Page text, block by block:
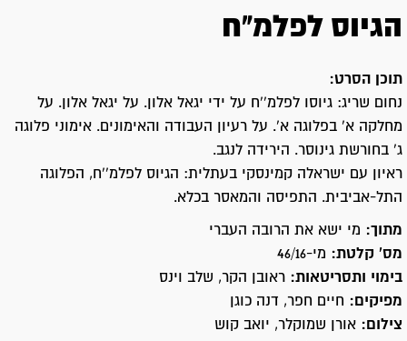
הגיוס לפלמ"ח
תוכן הסרט:
נחום שריג: גיוסו לפלמ''ח על ידי יגאל אלון. על יגאל אלון. על
מחלקה א' בפלוגה א'. על רעיון העבודה והאימונים. אימוני פלוגה
ג' בחורשת גינוסר. הירידה לנגב.
ראיון עם ישראלה קמינסקי בעתלית: הגיוס לפלמ''ח, הפלוגה
התל-אביבית. התפיסה והמאסר בכלא.
מתוך: מי ישא את הרובה העברי
מס' קלטת: מי-46/16
בימוי ותסריטאות: ראובן הקר, שלב וינס
מפיקים: חיים חפר, דנה כוגן
צילום: אורן שמוקלר, יואב קוש